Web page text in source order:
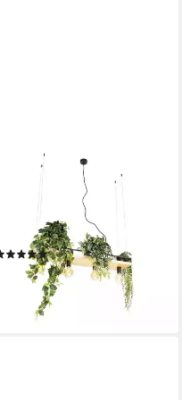
Pendelleuchte Shelf, ohne
Leuchtmittel, Warmweiß,
QAZQA Hängeleuchte, e27,
Schwarz, Holz, Industrie
(2)
99,95 € UVP199,00 €
lieferbar - in 4-5 Werktagen bei dir